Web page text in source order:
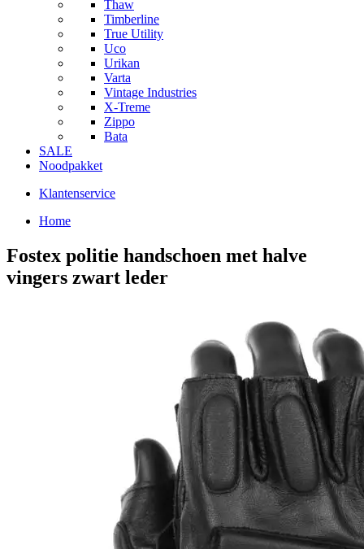
Thaw
Timberline
True Utility
Uco
Urikan
Varta
Vintage Industries
X-Treme
Zippo
Bata
SALE
Noodpakket
Klantenservice
Home
Fostex politie handschoen met halve
vingers zwart leder